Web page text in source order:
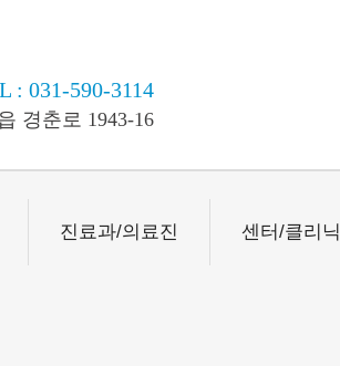
: 031-590-3114
경춘로 1943-16
진료과/의료진 센터/클리닉